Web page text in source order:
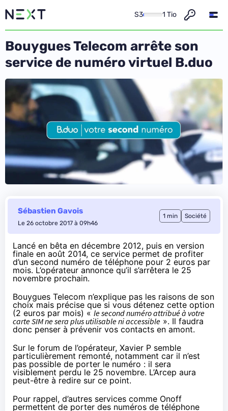
S3 1 Tio
Bouygues Telecom arrête son
service de numéro virtuel B.duo
Sébastien Gavois
Le 26 octobre 2017 à 09h46
1 min Société
Lancé en bêta en décembre 2012, puis en version
finale en août 2014, ce service permet de profiter
d’un second numéro de téléphone pour 2 euros par
mois. L’opérateur annonce qu’il s’arrêtera le 25
novembre prochain.
Bouygues Telecom n’explique pas les raisons de son
choix mais précise que si vous détenez cette option
(2 euros par mois) « le second numéro attribué à votre
carte SIM ne sera plus utilisable ni accessible ». Il faudra
donc penser à prévenir vos contacts en amont.
Sur le forum de l’opérateur, Xavier P semble
particulièrement remonté, notamment car il n’est
pas possible de porter le numéro : il sera
visiblement perdu le 25 novembre. L’Arcep aura
peut-être à redire sur ce point.
Pour rappel, d’autres services comme Onoff
permettent de porter des numéros de téléphone